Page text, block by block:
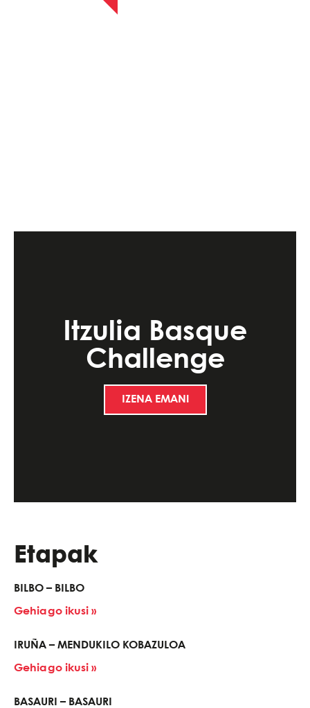
Itzulia Basque
Challenge
IZENA EMAN!
Etapak
BILBO – BILBO
Gehiago ikusi »
IRUÑA – MENDUKILO KOBAZULOA
Gehiago ikusi »
BASAURI – BASAURI